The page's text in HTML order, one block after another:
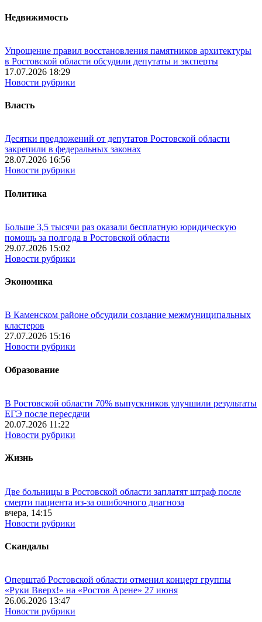
Недвижимость
Упрощение правил восстановления памятников архитектуры
в Ростовской области обсудили депутаты и эксперты
17.07.2026 18:29
Новости рубрики
Власть
Десятки предложений от депутатов Ростовской области
закрепили в федеральных законах
28.07.2026 16:56
Новости рубрики
Политика
Больше 3,5 тысячи раз оказали бесплатную юридическую
помощь за полгода в Ростовской области
29.07.2026 15:02
Новости рубрики
Экономика
В Каменском районе обсудили создание межмуниципальных
кластеров
27.07.2026 15:16
Новости рубрики
Образование
В Ростовской области 70% выпускников улучшили результаты
ЕГЭ после пересдачи
20.07.2026 11:22
Новости рубрики
Жизнь
Две больницы в Ростовской области заплатят штраф после
смерти пациента из-за ошибочного диагноза
вчера, 14:15
Новости рубрики
Скандалы
Оперштаб Ростовской области отменил концерт группы
«Руки Вверх!» на «Ростов Арене» 27 июня
26.06.2026 13:47
Новости рубрики